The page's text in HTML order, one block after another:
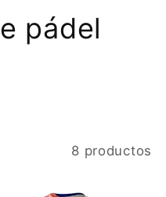
pádel
8 productos